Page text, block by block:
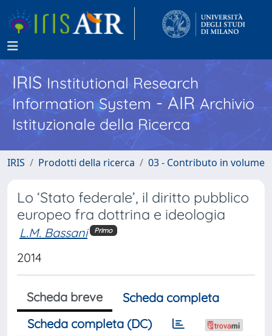
IRISInstitutional Research
Information System - AIR Archivio
Istituzionale della Ricerca
IRIS Prodotti della ricerca 03 - Contributo in volume
Lo ‘Stato federale’, il diritto pubblico
europeo fra dottrina e ideologia
L.M. Bassani Primo
2014
Scheda breve
Scheda completa
Scheda completa (DC)